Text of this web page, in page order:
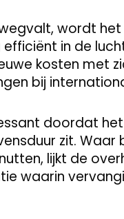
wordt het
in de
kosten met
bij
doordat
zit.
lijkt de
waarin